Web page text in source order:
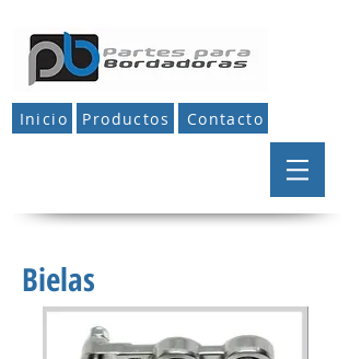
Inicio Productos Contacto
Bielas